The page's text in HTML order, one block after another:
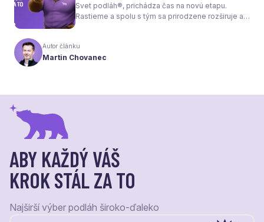
Svet podláh®, prichádza čas na novú etapu.
Rastieme a spolu s tým sa prirodzene rozširuje aj
vizuálnou identitou. Naším cieľom je, aby každý
váš krok stál za to.
Autor článku
Martin Chovanec
ABY KAŽDÝ VÁŠ
KROK STÁL ZA TO
Najširší výber podláh široko-ďaleko